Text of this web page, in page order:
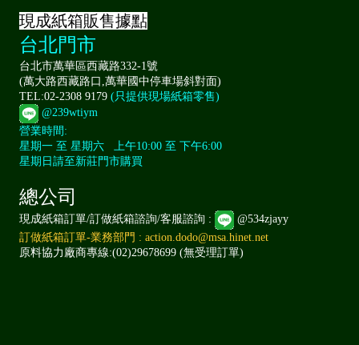
現成紙箱販售據點
台北門市
台北市萬華區西藏路332-1號
(萬大路西藏路口,萬華國中停車場斜對面)
TEL:02-2308 9179 (只提供現場紙箱零售)
@239wtiym
營業時間:
星期一 至 星期六 上午10:00 至 下午6:00
星期日請至新莊門市購買
總公司
現成紙箱訂單/訂做紙箱諮詢/客服諮詢 :
@534zjayy
訂做紙箱訂單-業務部門 : action.dodo@msa.hinet.net
原料協力廠商專線:(02)29678699 (無受理訂單)